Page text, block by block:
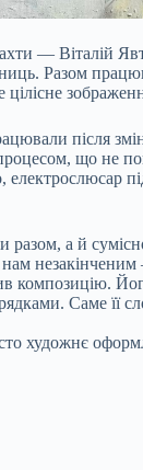
— Віталій
Разом
після
що не
електрослюсар
а й
композицію.
Саме її
художнє